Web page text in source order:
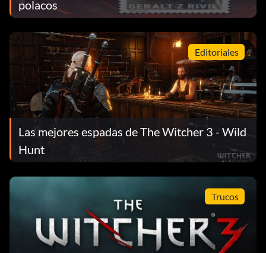
polacos
Editoriales
Las mejores espadas de The Witcher 3 - Wild
Hunt
Trucos